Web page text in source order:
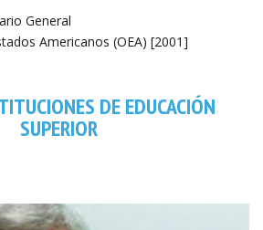
General
Americanos (OEA) [2001]
DE EDUCACIÓN
SUPERIOR